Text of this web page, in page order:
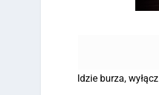
Idzie burza,